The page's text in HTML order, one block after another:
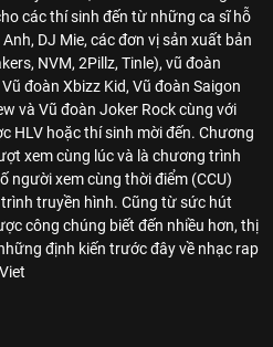
các thí sinh đến từ những ca sĩ hỗ
DJ Mie, các đơn vị sản xuất bản
NVM, 2Pillz, Tinle), vũ đoàn
đoàn Xbizz Kid, Vũ đoàn Saigon
và Vũ đoàn Joker Rock cùng với
HLV hoặc thí sinh mời đến. Chương
xem cùng lúc và là chương trình
người xem cùng thời điểm (CCU)
truyền hình. Cũng từ sức hút
công chúng biết đến nhiều hơn, thị
định kiến trước đây về nhạc rap